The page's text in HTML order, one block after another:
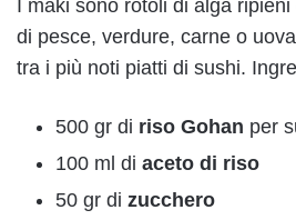
I maki sono rotoli di alga ripieni
di pesce, verdure, carne o
tra i più noti piatti di sushi.
500 gr di riso Gohan per
100 ml di aceto di riso
50 gr di zucchero